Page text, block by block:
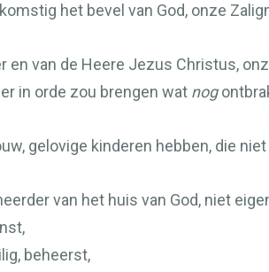
het bevel van God, onze
en van de Heere Jezus Christus,
in orde zou brengen wat nog
gelovige kinderen hebben, die
van het huis van God, niet
beheerst,